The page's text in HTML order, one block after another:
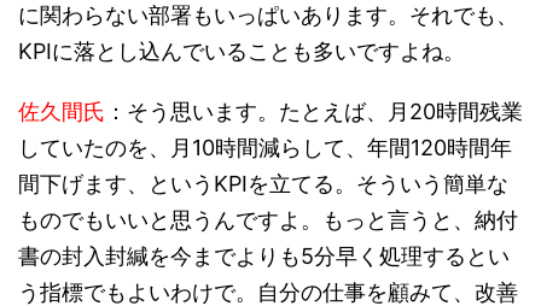
に関わらない部署もいっぱいあります。それでも、
KPIに落とし込んでいることも多いですよね。
佐久間氏 ：そう思います。たとえば、月20時間残業
していたのを、月10時間減らして、年間120時間年
間下げます、というKPIを立てる。そういう簡単な
ものでもいいと思うんですよ。もっと言うと、納付
書の封入封緘を今までよりも5分早く処理するとい
う指標でもよいわけで。自分の仕事を顧みて、改善